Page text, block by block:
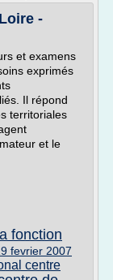
-
et examens
exprimés
Il répond
territoriales
et le
fonction
fevrier 2007
centre